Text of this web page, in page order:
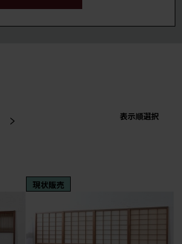
表示順選択
>
現状販売